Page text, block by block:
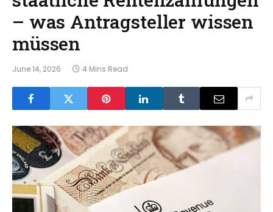
– was Antragsteller wissen
müssen
June 14, 2026 4 Mins Read